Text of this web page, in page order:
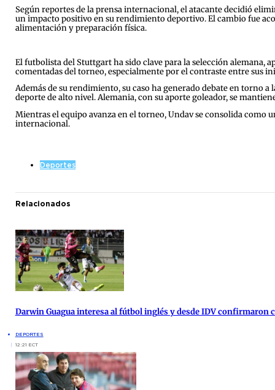
Según reportes de la prensa internacional, el atacante decidió
un impacto positivo en su rendimiento deportivo. El cambio fue
alimentación y preparación física.
El futbolista del Stuttgart ha sido clave para la selección alemana,
comentadas del torneo, especialmente por el contraste entre sus
Además de su rendimiento, su caso ha generado debate en torno
deporte de alto nivel. Alemania, con su aporte goleador, se
Mientras el equipo avanza en el torneo, Undav se consolida como
internacional.
Deportes
Relacionados
Darwin Guagua interesa al fútbol inglés y desde IDV confirmaron
DEPORTES
12:21 ECT